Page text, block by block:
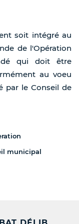
soit intégré au
de l'Opération
qui doit être
au voeu
par le Conseil de
municipal
[NEW